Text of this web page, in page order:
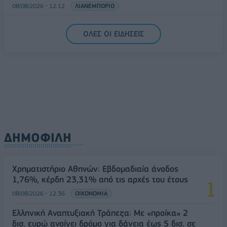
08/08/2026 - 12:12 ΛΙΑΝΕΜΠΟΡΙΟ
Health Monitoring: Η εθνική υποδομή για την
αξιοποίηση των δεδομένων υγείας προς όφελος
ΟΛΕΣ ΟΙ ΕΙΔΗΣΕΙΣ
ΔΗΜΟΦΙΛΗ
Χρηματιστήριο Αθηνών: Εβδομαδιαία άνοδος
1,76%, κέρδη 23,31% από τις αρχές του έτους
08/08/2026 - 12:36 ΟΙΚΟΝΟΜΙΑ
Ελληνική Αναπτυξιακή Τράπεζα: Με «προίκα» 2
δισ. ευρώ ανοίγει δρόμο για δάνεια έως 5 δισ. σε